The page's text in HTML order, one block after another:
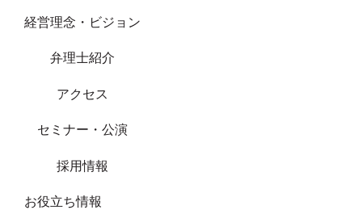
経営理念・ビジョン
弁理士紹介
アクセス
セミナー・公演
採用情報
お役立ち情報